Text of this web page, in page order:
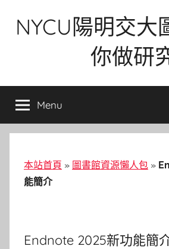
NYCU陽明交大
你做研
Menu
本站首頁 » 圖書館資源懶人包 »
能簡介
Endnote 2025新功能簡